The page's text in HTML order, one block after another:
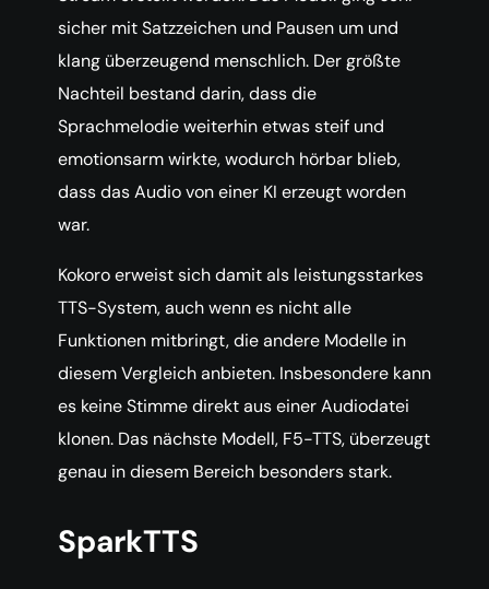
sicher mit Satzzeichen und Pausen um und
klang überzeugend menschlich. Der größte
Nachteil bestand darin, dass die
Sprachmelodie weiterhin etwas steif und
emotionsarm wirkte, wodurch hörbar blieb,
dass das Audio von einer KI erzeugt worden
war.
Kokoro erweist sich damit als leistungsstarkes
TTS-System, auch wenn es nicht alle
Funktionen mitbringt, die andere Modelle in
diesem Vergleich anbieten. Insbesondere kann
es keine Stimme direkt aus einer Audiodatei
klonen. Das nächste Modell, F5-TTS, überzeugt
genau in diesem Bereich besonders stark.
SparkTTS